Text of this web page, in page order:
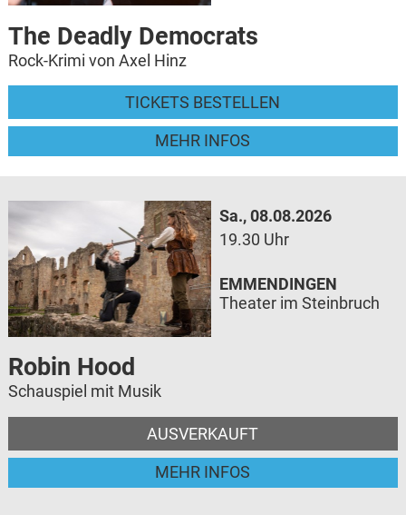
The Deadly Democrats
Rock-Krimi von Axel Hinz
TICKETS BESTELLEN
MEHR INFOS
Sa., 08.08.2026
19.30 Uhr
Robin Hood
Schauspiel mit Musik
AUSVERKAUFT
MEHR INFOS
EMMENDINGEN
Theater im Steinbruch